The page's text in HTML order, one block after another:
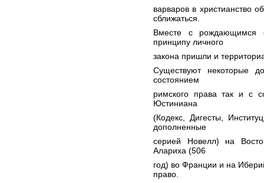
варваров в христианство
сближаться.
Вместе с рождающимся
принципу личного
закона пришли и
Существуют некоторые
состоянием
римского права так и с
Юстиниана
(Кодекс, Дигесты,
дополненные
серией Новелл) на
Алариха (506
год) во Франции и на
право.